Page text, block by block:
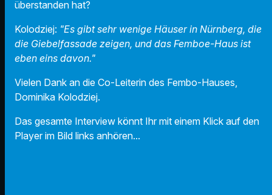
überstanden hat?
Kolodziej: "Es gibt sehr wenige Häuser in Nürnberg, die
die Giebelfassade zeigen, und das Femboe-Haus ist
eben eins davon."
Vielen Dank an die Co-Leiterin des Fembo-Hauses,
Dominika Kolodziej.
Das gesamte Interview könnt Ihr mit einem Klick auf den
Player im Bild links anhören...